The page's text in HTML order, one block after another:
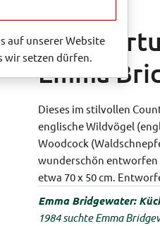
Emma
Dieses im stilvollen
englische Wildvögel
Woodcock
wunderschön entworfen
etwa 70 x 50 cm.
Emma Bridgewater:
1984 suchte Emma
auf unserer Website
wir setzen dürfen.